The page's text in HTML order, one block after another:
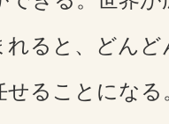
ると、どん
せることにな